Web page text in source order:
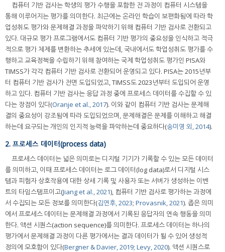
컴퓨터 기반 검사는 학생의 평가 수행을 포함한 전 과정이 컴퓨터 시스템을
통해 이루어지는 평가를 의미한다. 최근에는 온라인 학습이 보편화됨에 따라 학
업성취도 평가와 문제해결 과정을 파악하기 위해 컴퓨터 기반 검사로 전환되고
있다. 대규모 평가 프로그램에서도 컴퓨터 기반 평가의 중요성을 인식하고 적극
적으로 평가 체제를 변환하는 추세에 있는데, 국내에서도 학업성취도 평가를 수
행하고 교육정책을 수립하기 위해 참여하는 국제 학업성취도 평가인 PISA와
TIMSS가 각각 컴퓨터 기반 검사로 전환되어 운영되고 있다. PISA는 2015년부
터 컴퓨터 기반 검사가 전면 도입되었고, TIMSS도 2023년부터 도입되어 운영
하고 있다. 컴퓨터 기반 검사는 응답 과정 중에 프로세스 데이터를 수집할 수 있
다는 장점이 있다(Oranje et al., 2017). 이와 같이 컴퓨터 기반 검사는 문제해
결의 중요성이 강조됨에 따라 도입되었으며, 문제해결은 문제를 이해하고 해결
하는데 요구되는 개인의 인지적 능력을 파악하는데 중요하다(송미영 외, 2014).
2. 프로세스 데이터(process data)
프로세스 데이터는 넓은 의미로는 디지털 기기가 기록할 수 있는 모든 데이터
를 의미하고, 이때 프로세스 데이터는 로그 데이터(log data)로서 디지털 시스
템과 피험자 상호작용에 대한 상세 기록 및 사용자 또는 서버가 생성하는 이벤
트의 타임스탬프이고(Jiang et al., 2021), 컴퓨터 기반 검사로 평가하는 과정에
서 수집되는 모든 정보를 의미한다(김연후, 2023; Provasnik, 2021). 좁은 의미
에서 프로세스 데이터는 문제해결 과정에서 기록된 응답자의 연속 행동을 의미
한다. 액션 시퀀스(action sequence)를 의미한다. 프로세스 데이터는 하나의
평가에서 문제해결 과정이 다른 평가에서는 결과 데이터가 될 수 있어 생성적
정의에 모호함이 있다(Bergner & Davier, 2019; Levy, 2020). 액션 시퀀스로